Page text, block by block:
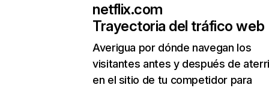
netflix.com
Trayectoria del tráfico web
Averigua por dónde navegan los
visitantes antes y después de
en el sitio de tu competidor para